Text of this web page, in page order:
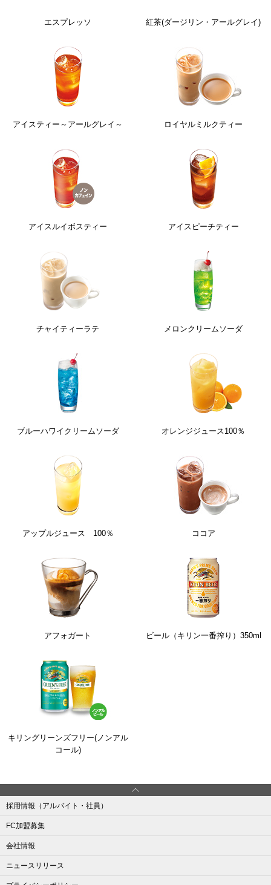
エスプレッソ 紅茶(ダージリン・アールグレイ)
アイスティー～アールグレイ～ ロイヤルミルクティー
アイスルイボスティー アイスピーチティー
チャイティーラテ メロンクリームソーダ
ブルーハワイクリームソーダ オレンジジュース100％
アップルジュース 100％ ココア
アフォガート ビール（キリン一番搾り）350ml
キリングリーンズフリー(ノンアル
コール)
採用情報（アルバイト・社員）
FC加盟募集
会社情報
ニュースリリース